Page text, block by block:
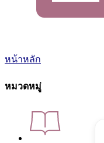
หน้าหลัก
หมวดหมู่